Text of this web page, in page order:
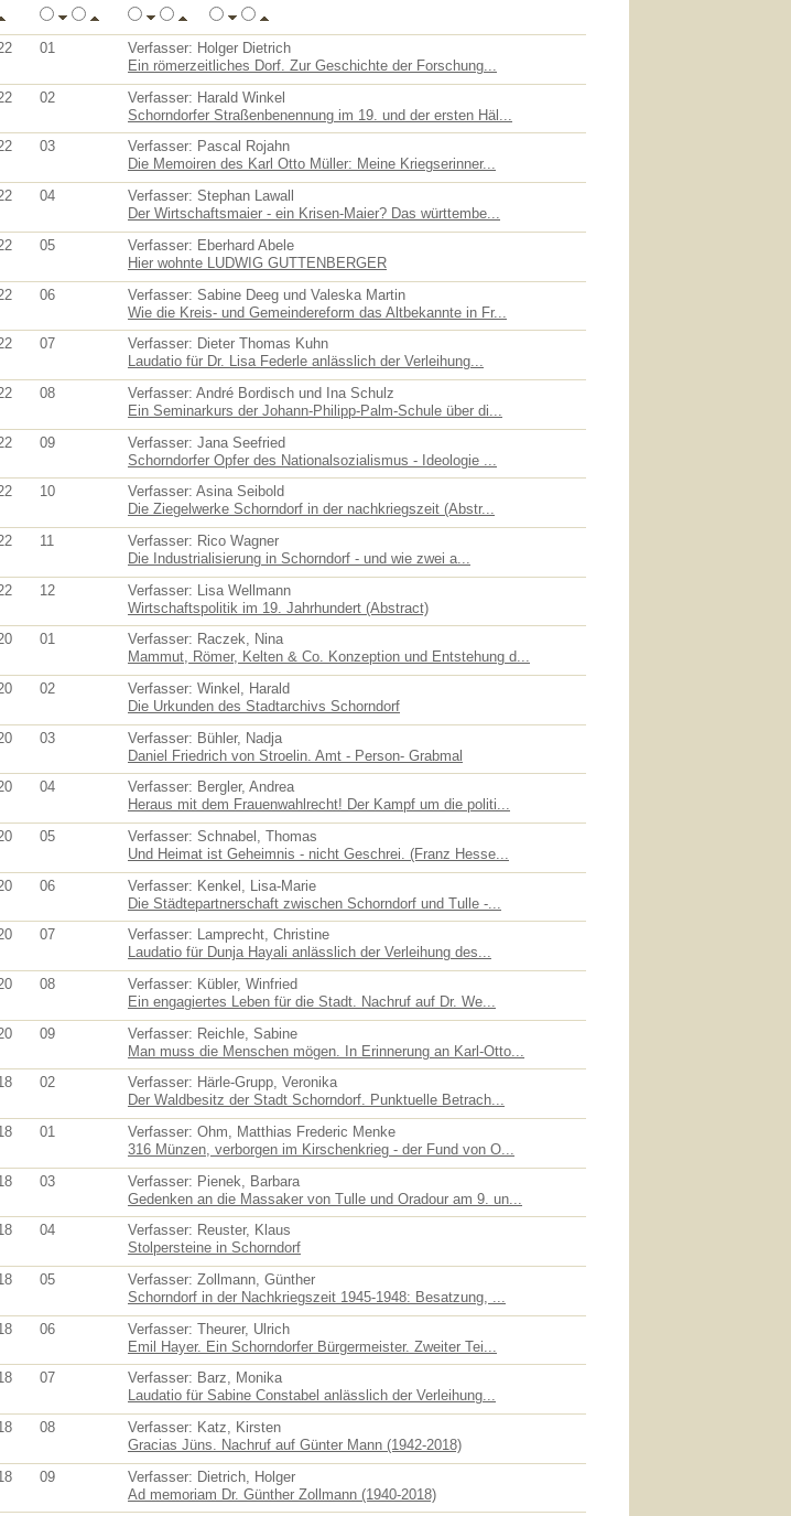
01
Verfasser: Holger Dietrich
Ein römerzeitliches Dorf. Zur Geschichte der Forschung...
02
Verfasser: Harald Winkel
Schorndorfer Straßenbenennung im 19. und der ersten Häl...
03
Verfasser: Pascal Rojahn
Die Memoiren des Karl Otto Müller: Meine Kriegserinner...
04
Verfasser: Stephan Lawall
Der Wirtschaftsmaier - ein Krisen-Maier? Das württembe...
05
Verfasser: Eberhard Abele
Hier wohnte LUDWIG GUTTENBERGER
06
Verfasser: Sabine Deeg und Valeska Martin
Wie die Kreis- und Gemeindereform das Altbekannte in Fr...
07
Verfasser: Dieter Thomas Kuhn
Laudatio für Dr. Lisa Federle anlässlich der Verleihung...
08
Verfasser: André Bordisch und Ina Schulz
Ein Seminarkurs der Johann-Philipp-Palm-Schule über di...
09
Verfasser: Jana Seefried
Schorndorfer Opfer des Nationalsozialismus - Ideologie ...
10
Verfasser: Asina Seibold
Die Ziegelwerke Schorndorf in der nachkriegszeit (Abstr...
11
Verfasser: Rico Wagner
Die Industrialisierung in Schorndorf - und wie zwei a...
12
Verfasser: Lisa Wellmann
Wirtschaftspolitik im 19. Jahrhundert (Abstract)
01
Verfasser: Raczek, Nina
Mammut, Römer, Kelten & Co. Konzeption und Entstehung d...
02
Verfasser: Winkel, Harald
Die Urkunden des Stadtarchivs Schorndorf
03
Verfasser: Bühler, Nadja
Daniel Friedrich von Stroelin. Amt - Person- Grabmal
04
Verfasser: Bergler, Andrea
Heraus mit dem Frauenwahlrecht! Der Kampf um die politi...
05
Verfasser: Schnabel, Thomas
Und Heimat ist Geheimnis - nicht Geschrei. (Franz Hesse...
06
Verfasser: Kenkel, Lisa-Marie
Die Städtepartnerschaft zwischen Schorndorf und Tulle -...
07
Verfasser: Lamprecht, Christine
Laudatio für Dunja Hayali anlässlich der Verleihung des...
08
Verfasser: Kübler, Winfried
Ein engagiertes Leben für die Stadt. Nachruf auf Dr. We...
09
Verfasser: Reichle, Sabine
Man muss die Menschen mögen. In Erinnerung an Karl-Otto...
02
Verfasser: Härle-Grupp, Veronika
Der Waldbesitz der Stadt Schorndorf. Punktuelle Betrach...
01
Verfasser: Ohm, Matthias Frederic Menke
316 Münzen, verborgen im Kirschenkrieg - der Fund von O...
03
Verfasser: Pienek, Barbara
Gedenken an die Massaker von Tulle und Oradour am 9. un...
04
Verfasser: Reuster, Klaus
Stolpersteine in Schorndorf
05
Verfasser: Zollmann, Günther
Schorndorf in der Nachkriegszeit 1945-1948: Besatzung, ...
06
Verfasser: Theurer, Ulrich
Emil Hayer. Ein Schorndorfer Bürgermeister. Zweiter Tei...
07
Verfasser: Barz, Monika
Laudatio für Sabine Constabel anlässlich der Verleihung...
08
Verfasser: Katz, Kirsten
Gracias Jüns. Nachruf auf Günter Mann (1942-2018)
09
Verfasser: Dietrich, Holger
Ad memoriam Dr. Günther Zollmann (1940-2018)